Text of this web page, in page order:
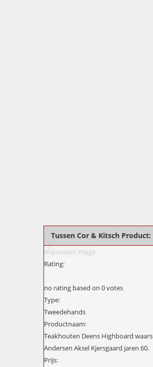
Tussen Cor & Kitsch Product:
Rating:
no rating based on 0votes
Type:
Tweedehands
Productnaam:
Teakhouten Deens Highboard
Andersen Aksel Kjersgaard jaren 60.
Prijs: